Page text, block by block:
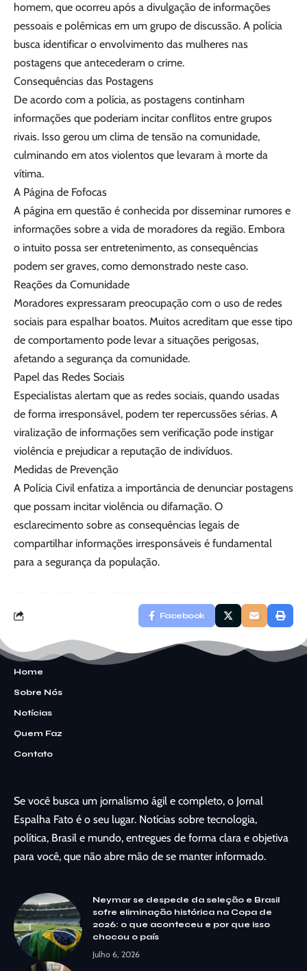
homem, que ocorreu após a divulgação de informações
pessoais e polêmicas em um grupo de discussão. A polícia
busca identificar o envolvimento das mulheres nas
postagens que antecederam o crime.
Consequências das Postagens
De acordo com a polícia, as postagens continham
informações que poderiam incitar conflitos entre grupos
rivais. Isso gerou um clima de tensão na comunidade,
culminando em atos violentos que levaram à morte da
vítima.
A Página de Fofocas
A página em questão é conhecida por disseminar rumores e
informações sobre a vida de moradores da região. Embora
o intuito possa ser entretenimento, as consequências
podem ser graves, como demonstrado neste caso.
Reações da Comunidade
Moradores expressaram preocupação com o uso de redes
sociais para espalhar boatos. Muitos acreditam que esse tipo
de comportamento pode levar a situações perigosas,
afetando a segurança da comunidade.
Papel das Redes Sociais
Especialistas alertam que as redes sociais, quando usadas
de forma irresponsável, podem ter repercussões sérias. A
viralização de informações sem verificação pode instigar
violência e prejudicar a reputação de indivíduos.
Medidas de Prevenção
A Polícia Civil enfatiza a importância de denunciar postagens
que possam incitar violência ou difamação. O
esclarecimento sobre as consequências legais de
compartilhar informações irresponsáveis é fundamental
para a segurança da população.
Facebook
Home
Sobre Nós
Notícias
Quem Faz
Contato
Se você busca um jornalismo ágil e completo, o Jornal
Espalha Fato é o seu lugar. Notícias sobre tecnologia,
política, Brasil e mundo, entregues de forma clara e objetiva
para você, que não abre mão de se manter informado.
Neymar se despede da seleção e Brasil
sofre eliminação histórica na Copa de
2026: o que aconteceu e por que isso
chocou o país
Julho 6, 2026